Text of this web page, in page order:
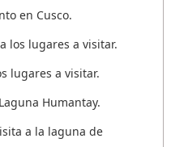
de las Tres Ventanas
por cuenta propia
bajamos al
donde almorzamos y
los baños termales
n. m.), durante este
colorado,
fotografías de este
caminata de 3
en Cusco.
los lugares a visitar.
lugares a visitar.
Humantay.
a la laguna de